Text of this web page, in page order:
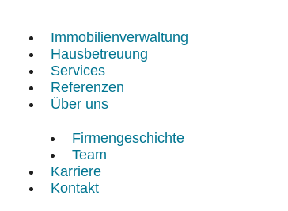
springenImmobilienverwaltung
Hausbetreuung
Services
Referenzen
Über uns
Firmengeschichte
Team
Karriere
Kontakt